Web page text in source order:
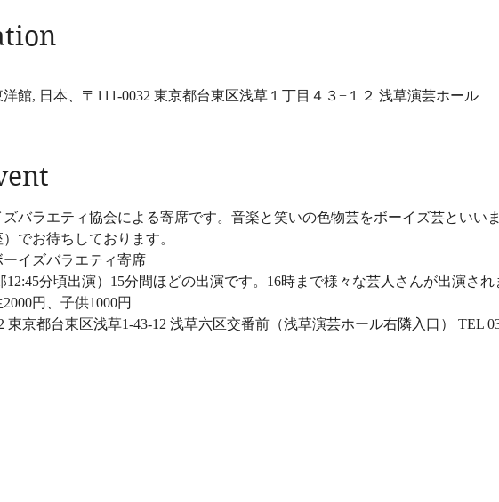
館, 日本、〒111-0032 東京都台東区浅草１丁目４３−１２ 浅草演芸ホール
バラエティ協会による寄席です。音楽と笑いの色物芸をボーイズ芸といい
でお待ちしております。
ーイズバラエティ寄席
12:45分頃出演）15分間ほどの出演です。16時まで様々な芸人さんが出演され
2000円、子供1000円
東京都台東区浅草1-43-12 浅草六区交番前（浅草演芸ホール右隣入口） TEL